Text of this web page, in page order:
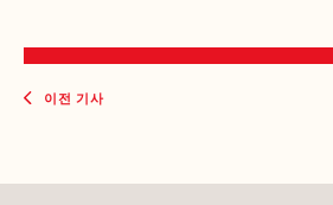
이전 기사